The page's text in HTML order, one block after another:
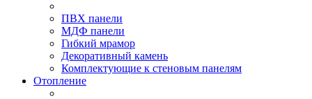
ПВХ панели
МДФ панели
Гибкий мрамор
Декоративный камень
Комплектующие к стеновым панелям
Отопление